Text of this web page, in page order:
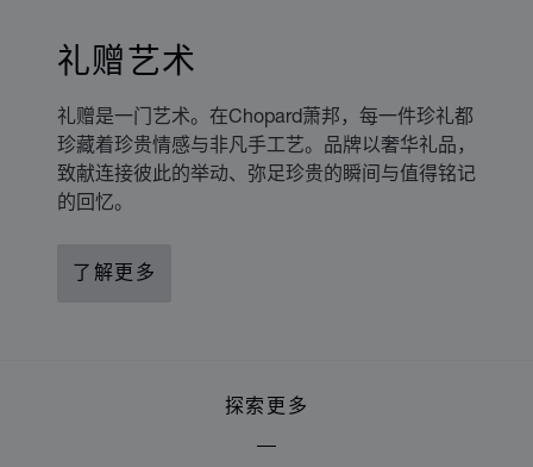
礼赠艺术
礼赠是一门艺术。在Chopard萧邦，每一件珍礼都
珍藏着珍贵情感与非凡手工艺。品牌以奢华礼品，
致献连接彼此的举动、弥足珍贵的瞬间与值得铭记
的回忆。
了解更多
探索更多